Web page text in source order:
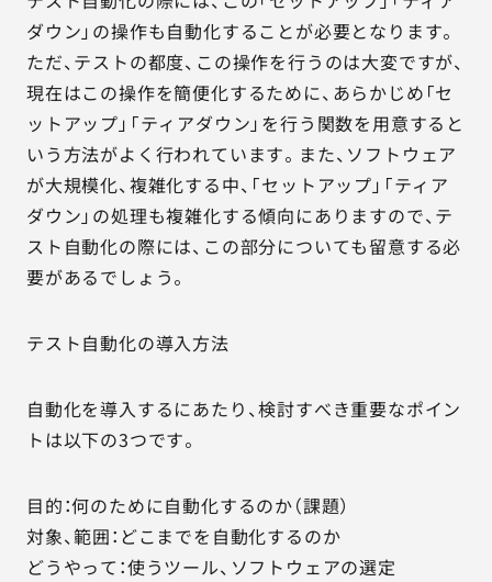
ダウン」の操作も自動化することが必要となります。
ただ、テストの都度、この操作を行うのは大変ですが、
現在はこの操作を簡便化するために、あらかじめ「セ
ットアップ」「ティアダウン」を行う関数を用意すると
いう方法がよく行われています。また、ソフトウェア
が大規模化、複雑化する中、「セットアップ」「ティア
ダウン」の処理も複雑化する傾向にありますので、テ
スト自動化の際には、この部分についても留意する必
要があるでしょう。
テスト自動化の導入方法
自動化を導入するにあたり、検討すべき重要なポイン
トは以下の3つです。
目的：何のために自動化するのか（課題）
対象、範囲：どこまでを自動化するのか
どうやって：使うツール、ソフトウェアの選定